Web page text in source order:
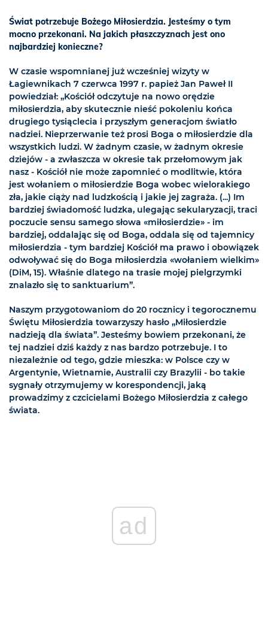
Świat potrzebuje Bożego Miłosierdzia. Jesteśmy o tym
mocno przekonani. Na jakich płaszczyznach jest ono
najbardziej konieczne?
W czasie wspomnianej już wcześniej wizyty w
Łagiewnikach 7 czerwca 1997 r. papież Jan Paweł II
powiedział: „Kościół odczytuje na nowo orędzie
miłosierdzia, aby skutecznie nieść pokoleniu końca
drugiego tysiąclecia i przyszłym generacjom światło
nadziei. Nieprzerwanie też prosi Boga o miłosierdzie dla
wszystkich ludzi. W żadnym czasie, w żadnym okresie
dziejów - a zwłaszcza w okresie tak przełomowym jak
nasz - Kościół nie może zapomnieć o modlitwie, która
jest wołaniem o miłosierdzie Boga wobec wielorakiego
zła, jakie ciąży nad ludzkością i jakie jej zagraża. (...) Im
bardziej świadomość ludzka, ulegając sekularyzacji, traci
poczucie sensu samego słowa «miłosierdzie» - im
bardziej, oddalając się od Boga, oddala się od tajemnicy
miłosierdzia - tym bardziej Kościół ma prawo i obowiązek
odwoływać się do Boga miłosierdzia «wołaniem wielkim»
(DiM, 15). Właśnie dlatego na trasie mojej pielgrzymki
znalazło się to sanktuarium”.
Naszym przygotowaniom do 20 rocznicy i tegorocznemu
Świętu Miłosierdzia towarzyszy hasło „Miłosierdzie
nadzieją dla świata”. Jesteśmy bowiem przekonani, że
tej nadziei dziś każdy z nas bardzo potrzebuje. I to
niezależnie od tego, gdzie mieszka: w Polsce czy w
Argentynie, Wietnamie, Australii czy Brazylii - bo takie
sygnały otrzymujemy w korespondencji, jaką
prowadzimy z czcicielami Bożego Miłosierdzia z całego
świata.
ad